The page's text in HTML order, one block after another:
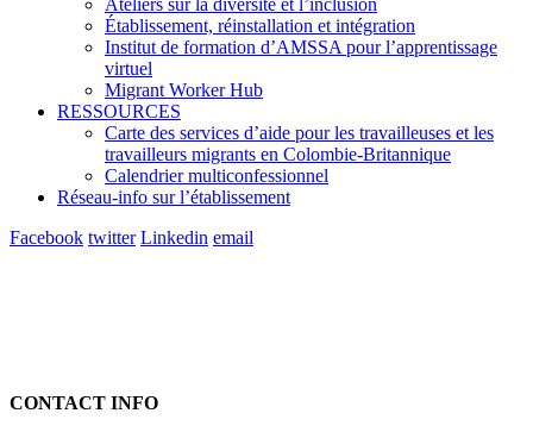
Ateliers sur la diversité et l’inclusion
Établissement, réinstallation et intégration
Institut de formation d’AMSSA pour l’apprentissage
virtuel
Migrant Worker Hub
RESSOURCES
Carte des services d’aide pour les travailleuses et les
travailleurs migrants en Colombie-Britannique
Calendrier multiconfessionnel
Réseau-info sur l’établissement
Facebook twitter Linkedin email
CONTACT INFO